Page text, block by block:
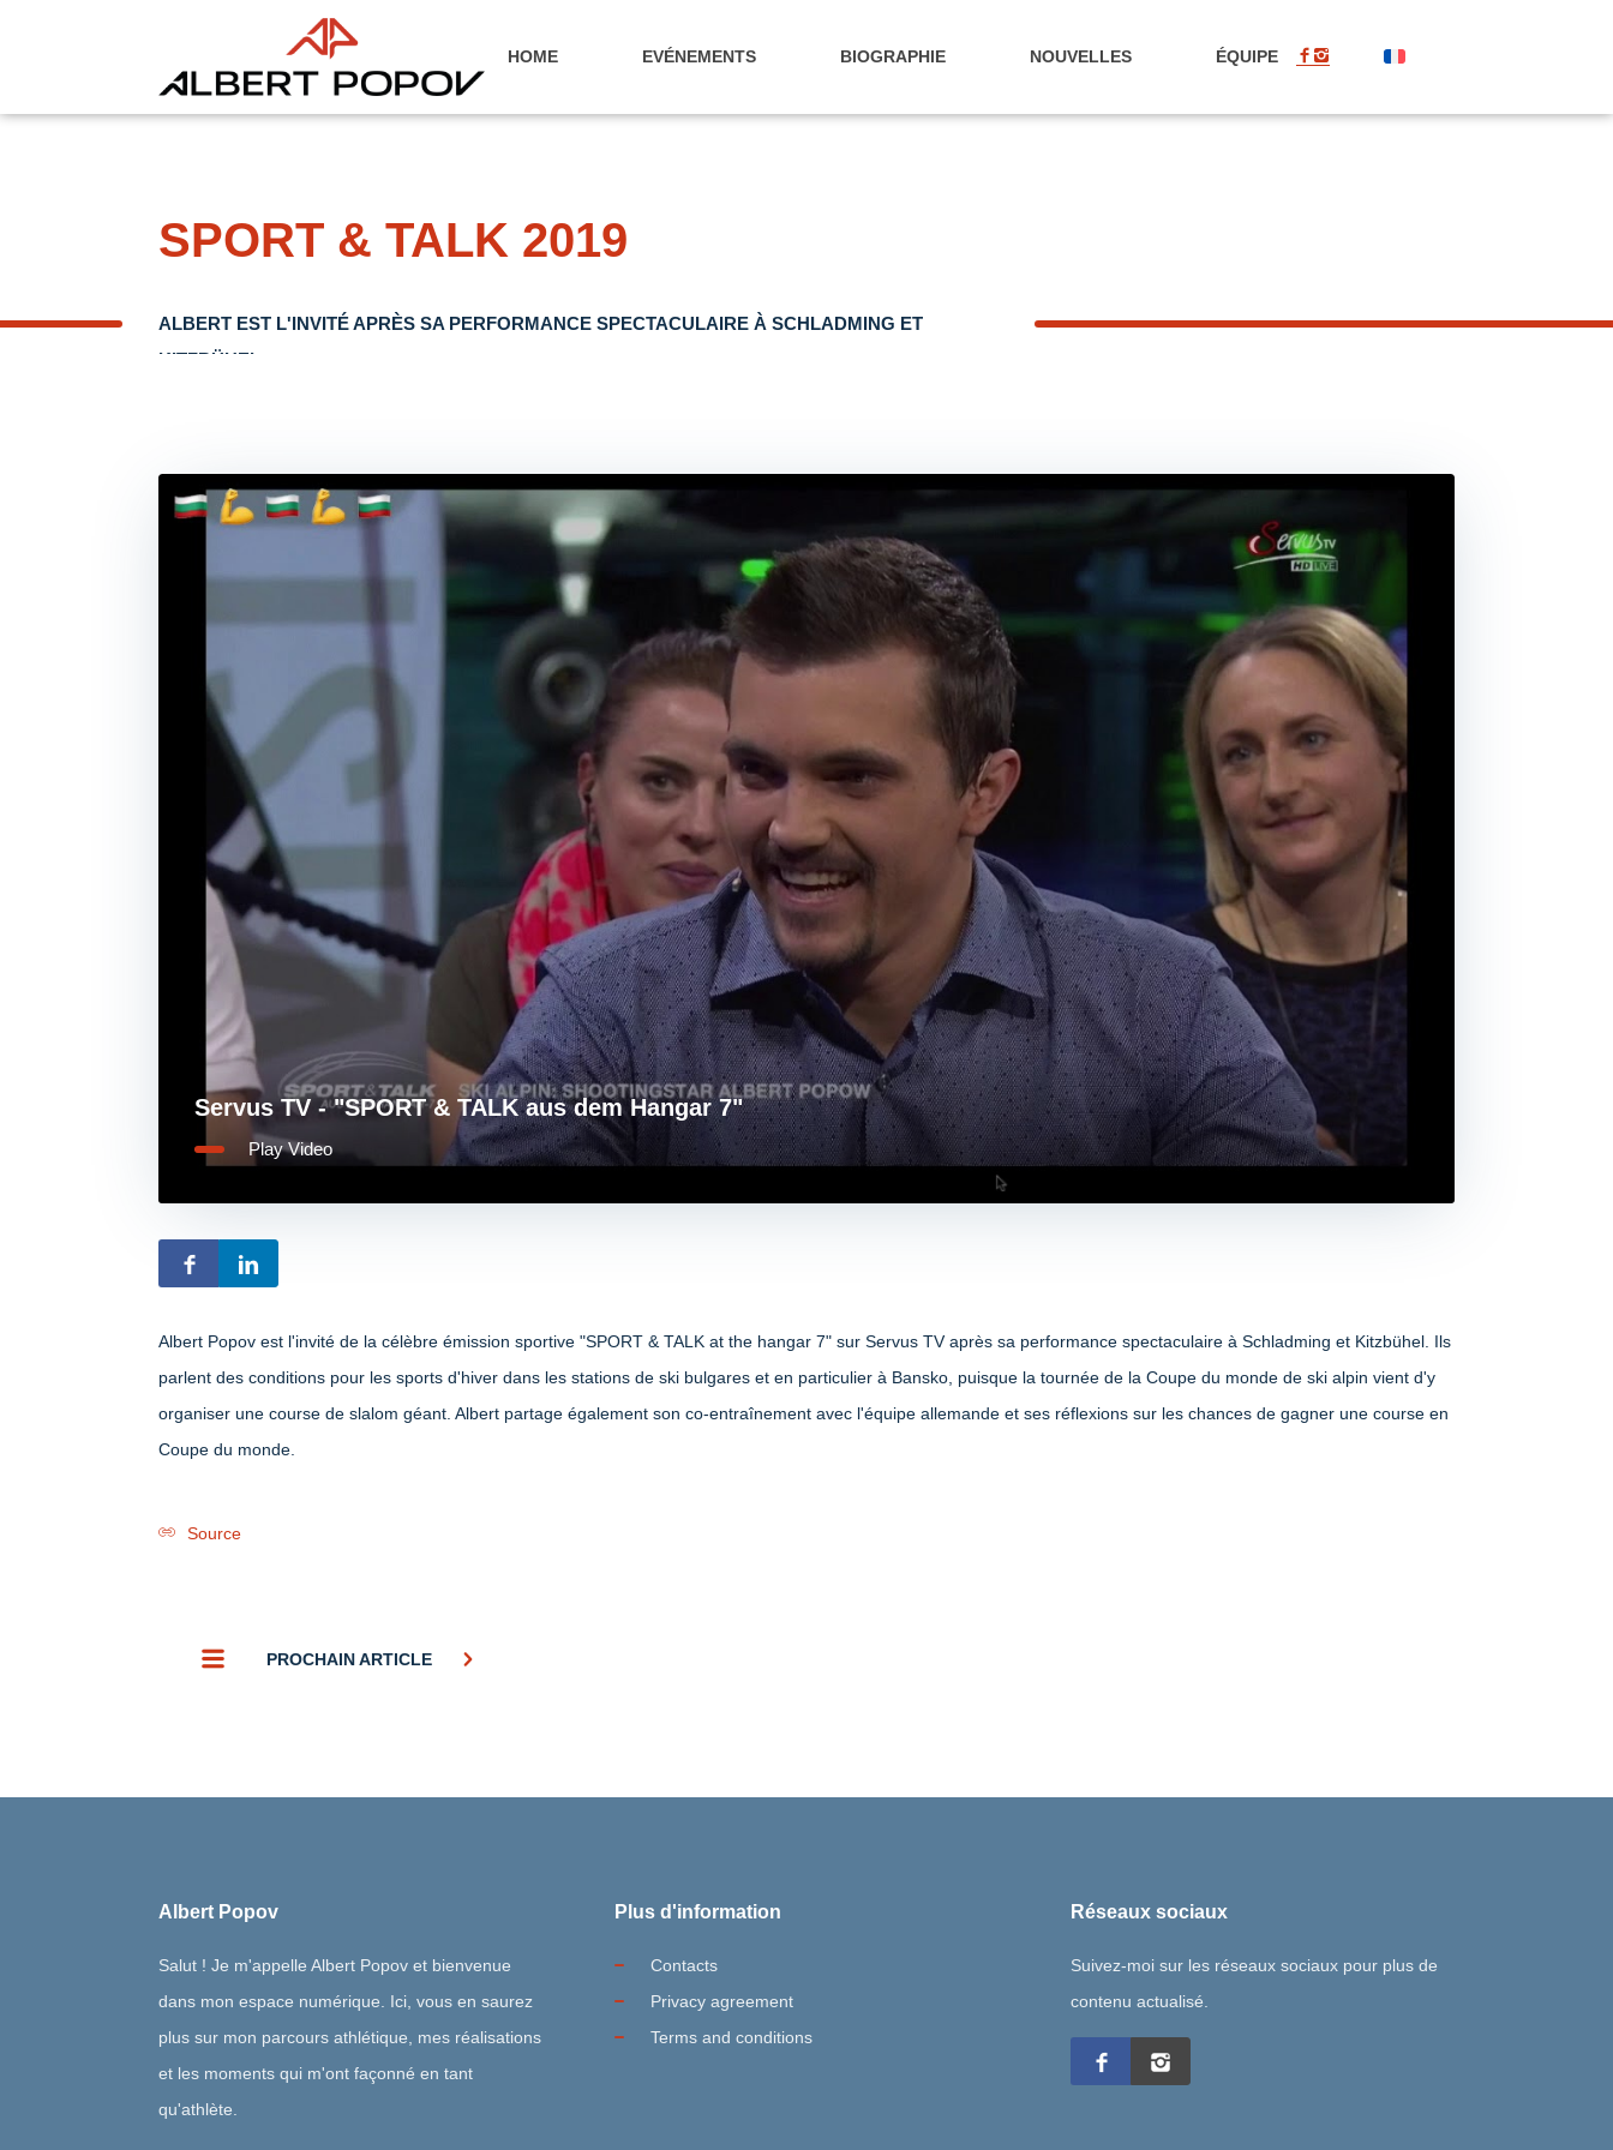
HOME EVÉNEMENTS BIOGRAPHIE NOUVELLES ÉQUIPE
SPORT & TALK 2019
ALBERT EST L'INVITÉ APRÈS SA PERFORMANCE SPECTACULAIRE À SCHLADMING ET
KITZBÜHEL.
Servus TV - "SPORT & TALK aus dem Hangar 7"
Play Video
Albert Popov est l'invité de la célèbre émission sportive "SPORT & TALK at the hangar 7" sur Servus TV après sa performance spectaculaire à Schladming et Kitzbühel. Ils
parlent des conditions pour les sports d'hiver dans les stations de ski bulgares et en particulier à Bansko, puisque la tournée de la Coupe du monde de ski alpin vient d'y
organiser une course de slalom géant. Albert partage également son co-entraînement avec l'équipe allemande et ses réflexions sur les chances de gagner une course en
Coupe du monde.
Source
PROCHAIN ARTICLE
Albert Popov
Salut ! Je m'appelle Albert Popov et bienvenue
dans mon espace numérique. Ici, vous en saurez
plus sur mon parcours athlétique, mes réalisations
et les moments qui m'ont façonné en tant
qu'athlète.
Plus d'information
Contacts
Privacy agreement
Terms and conditions
Réseaux sociaux
Suivez-moi sur les réseaux sociaux pour plus de
contenu actualisé.